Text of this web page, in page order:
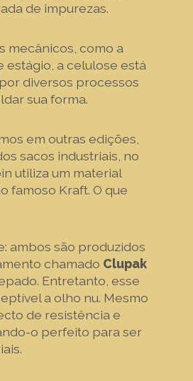
de impurezas.
mecânicos, como a
estágio, a celulose está
diversos processos
sua forma.
em outras edições,
sacos industriais, no
utiliza um material
famoso Kraft. O que
ambos são produzidos
chamado Clupak
Entretanto, esse
a olho nu. Mesmo
de resistência e
o perfeito para ser